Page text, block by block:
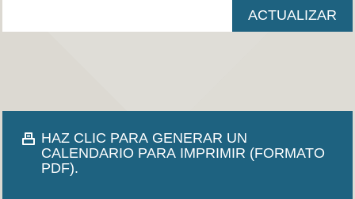
HAZ CLIC PARA GENERAR UN
CALENDARIO PARA IMPRIMIR (FORMATO
PDF).